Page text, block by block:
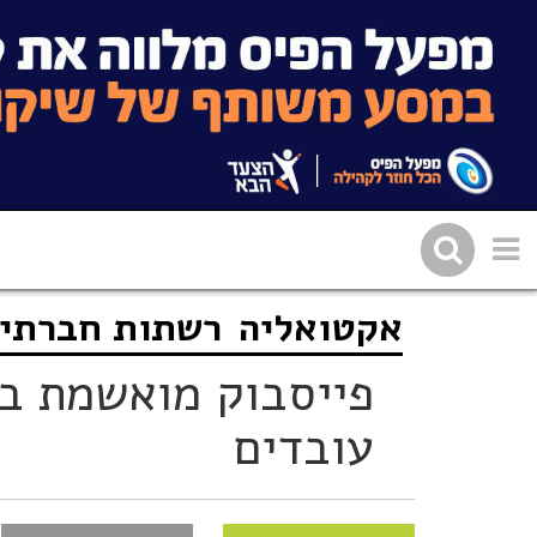
שתפו בפייסבוק
אקטואליה רשתות
פייסבוק מואשמת
עובדים